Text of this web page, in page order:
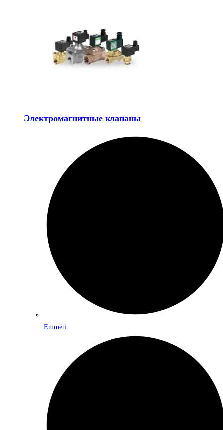
Электромагнитные клапаны
Emmeti